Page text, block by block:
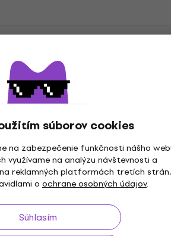
súborov cookies
na zabezpečenie funkčnosti nášho
využívame na analýzu návštevnosti a
reklamných platformách tretích strán,
o ochrane osobných údajov.
Súhlasím